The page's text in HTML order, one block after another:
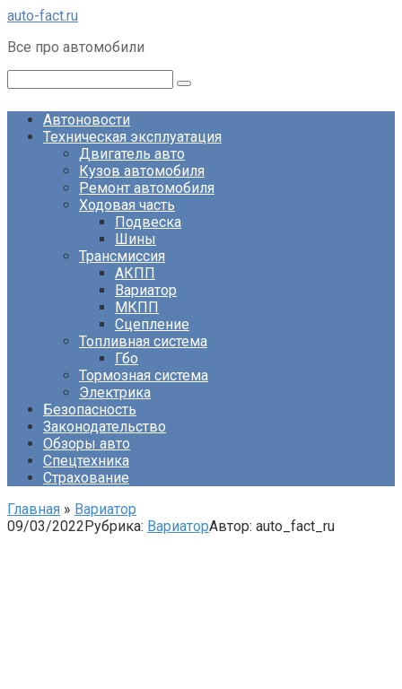
Перейти
контенту
auto-fact.ru
Все про автомобили
Автоновости
Техническая эксплуатация
Двигатель авто
Кузов автомобиля
Ремонт автомобиля
Ходовая часть
Подвеска
Шины
Трансмиссия
АКПП
Вариатор
МКПП
Сцепление
Топливная система
Гбо
Тормозная система
Электрика
Безопасность
Законодательство
Обзоры авто
Спецтехника
Страхование
Главная » Вариатор
09/03/2022Рубрика: ВариаторАвтор: auto_fact_ru